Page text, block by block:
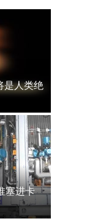
是人类绝
塞进卡